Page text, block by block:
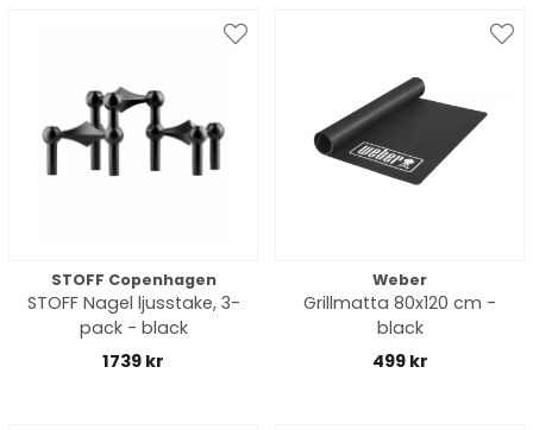
STOFF Copenhagen
STOFF Nagel ljusstake, 3-
pack - black
1739 kr
Weber
Grillmatta 80x120 cm -
black
499 kr